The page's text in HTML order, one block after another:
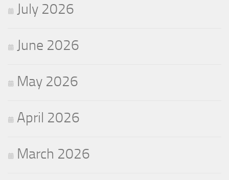
July 2026
June 2026
May 2026
April 2026
March 2026